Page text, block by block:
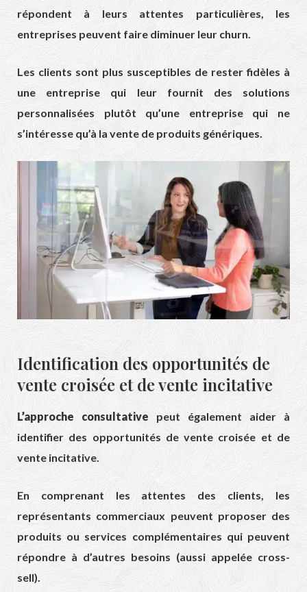
répondent à leurs attentes particulières, les
entreprises peuvent faire diminuer leur churn.
Les clients sont plus susceptibles de rester fidèles à
une entreprise qui leur fournit des solutions
personnalisées plutôt qu’une entreprise qui ne
s’intéresse qu’à la vente de produits génériques.
Identification des opportunités de
vente croisée et de vente incitative
L’approche consultative peut également aider à
identifier des opportunités de vente croisée et de
vente incitative.
En comprenant les attentes des clients, les
représentants commerciaux peuvent proposer des
produits ou services complémentaires qui peuvent
répondre à d’autres besoins (aussi appelée cross-
sell).